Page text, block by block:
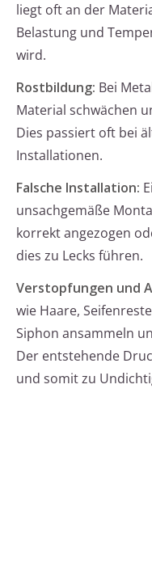
liegt oft an der
Belastung und
wird.
Rostbildung: Bei
Material schwächen
Dies passiert oft bei
Installationen.
Falsche Installation:
unsachgemäße
korrekt angezogen
dies zu Lecks führen.
Verstopfungen und
wie Haare,
Siphon ansammeln
Der entstehende
und somit zu